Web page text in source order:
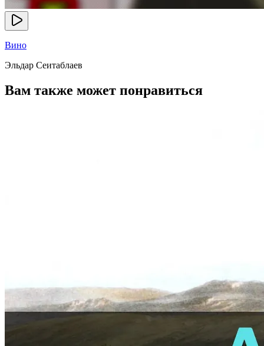
Вино
Эльдар Сеитаблаев
Вам также может понравиться